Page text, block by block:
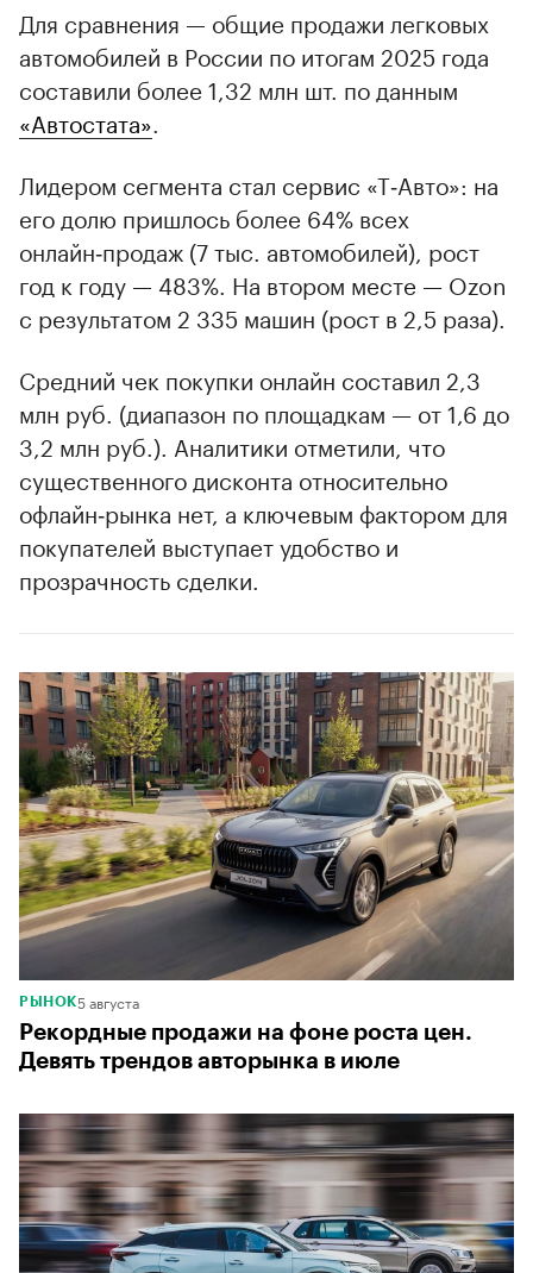
Для сравнения — общие продажи легковых
автомобилей в России по итогам 2025 года
составили более 1,32 млн шт. по данным
«Автостата»
Лидером сегмента стал сервис «Т‑Авто»: на
его долю пришлось более 64% всех
онлайн‑продаж (7 тыс. автомобилей), рост
год к году — 483%. На втором месте — Ozon
с результатом 2 335 машин (рост в 2,5 раза).
Средний чек покупки онлайн составил 2,3
млн руб. (диапазон по площадкам — от 1,6 до
3,2 млн руб.). Аналитики отметили, что
существенного дисконта относительно
офлайн‑рынка нет, а ключевым фактором для
покупателей выступает удобство и
прозрачность сделки.
РЫНОК5 августа
Рекордные продажи на фоне роста цен.
Девять трендов авторынка в июле